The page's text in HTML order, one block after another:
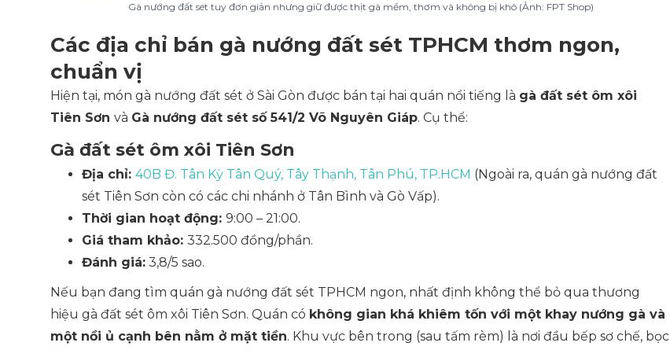
Gà nướng đất sét tuy đơn giản nhưng giữ được thịt gà mềm, thơm và không bị khô (Ảnh: FPT Shop)
Các địa chỉ bán gà nướng đất sét TPHCM thơm ngon,
chuẩn vị
Hiện tại, món gà nướng đất sét ở Sài Gòn được bán tại hai quán nổi tiếng là gà đất sét ôm xôi
Tiên Sơn và Gà nướng đất sét số 541/2 Võ Nguyên Giáp. Cụ thể:
Gà đất sét ôm xôi Tiên Sơn
Địa chỉ: 40B Đ. Tân Kỳ Tân Quý, Tây Thạnh, Tân Phú, TP.HCM (Ngoài ra, quán gà nướng đất
sét Tiên Sơn còn có các chi nhánh ở Tân Bình và Gò Vấp).
Thời gian hoạt động: 9:00 – 21:00.
Giá tham khảo: 332.500 đồng/phần.
Đánh giá: 3,8/5 sao.
Nếu bạn đang tìm quán gà nướng đất sét TPHCM ngon, nhất định không thể bỏ qua thương
hiệu gà đất sét ôm xôi Tiên Sơn. Quán có không gian khá khiêm tốn với một khay nướng gà và
một nồi ủ cạnh bên nằm ở mặt tiền. Khu vực bên trong (sau tấm rèm) là nơi đầu bếp sơ chế, bọc